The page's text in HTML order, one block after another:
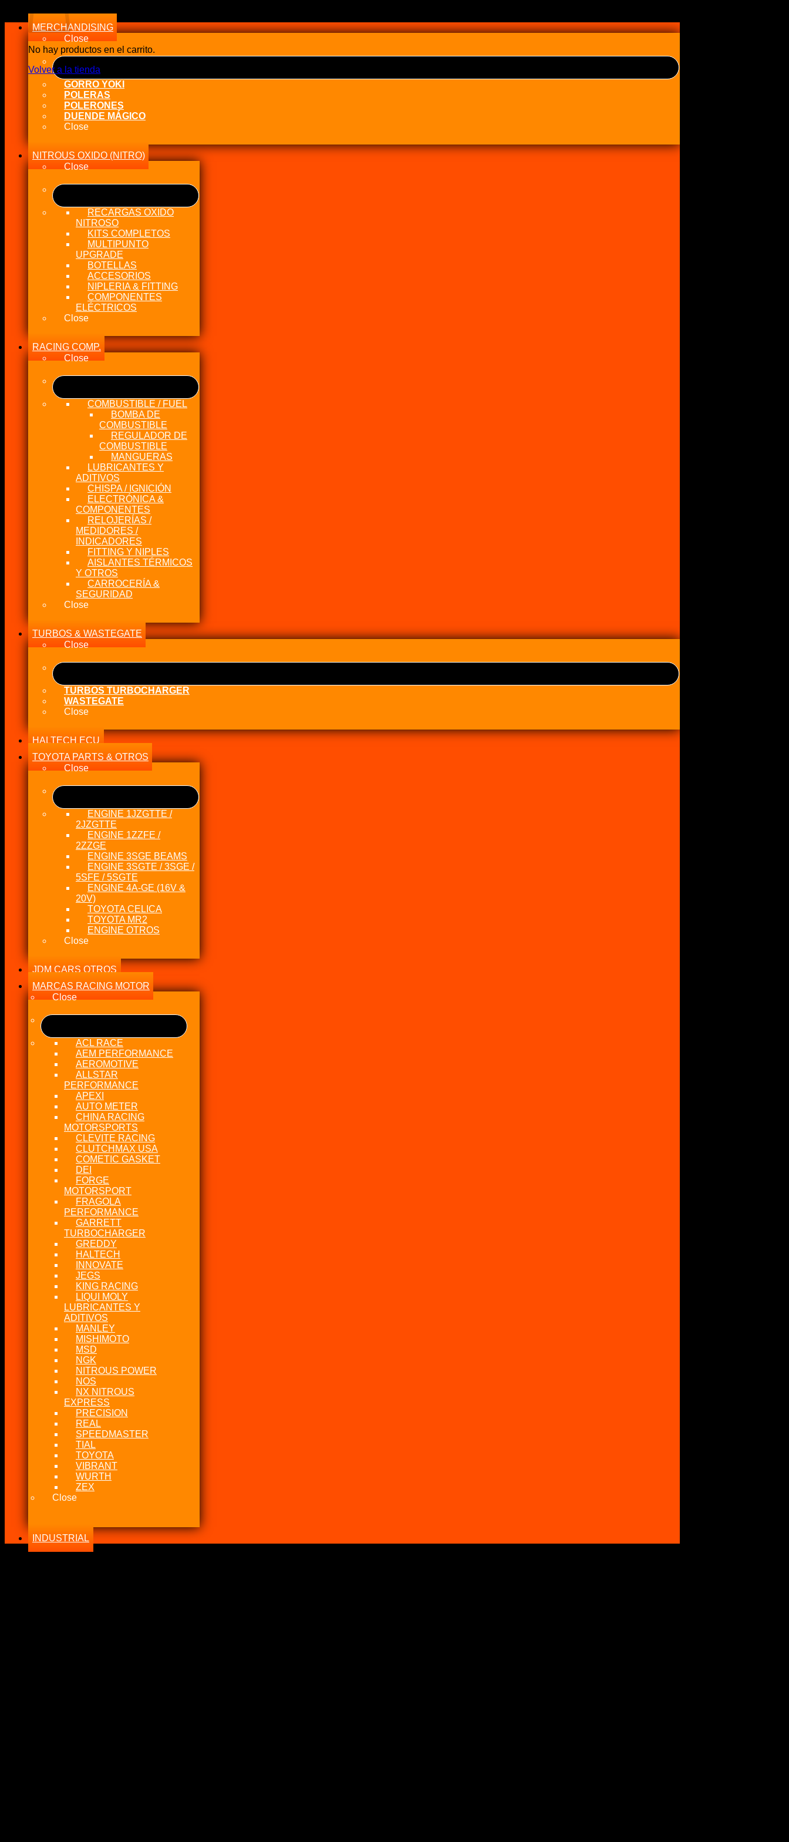
No hay productos en el carrito.
Volver a la tienda
MERCHANDISING
Close
GORRO YOKI
POLERAS
POLERONES
DUENDE MÁGICO
Close
NITROUS OXIDO (NITRO)
Close
RECARGAS OXIDO
NITROSO
KITS COMPLETOS
MULTIPUNTO
UPGRADE
BOTELLAS
ACCESORIOS
NIPLERIA & FITTING
COMPONENTES
ELÉCTRICOS
Close
RACING COMP.
Close
COMBUSTIBLE / FUEL
BOMBA DE
COMBUSTIBLE
REGULADOR DE
COMBUSTIBLE
MANGUERAS
LUBRICANTES Y
ADITIVOS
CHISPA / IGNICIÓN
ELECTRÓNICA &
COMPONENTES
RELOJERÍAS /
MEDIDORES /
INDICADORES
FITTING Y NIPLES
AISLANTES TÉRMICOS
Y OTROS
CARROCERÍA &
SEGURIDAD
Close
TURBOS & WASTEGATE
Close
TURBOS TURBOCHARGER
WASTEGATE
Close
HALTECH ECU
TOYOTA PARTS & OTROS
Close
ENGINE 1JZGTTE /
2JZGTTE
ENGINE 1ZZFE /
2ZZGE
ENGINE 3SGE BEAMS
ENGINE 3SGTE / 3SGE /
5SFE / 5SGTE
ENGINE 4A-GE (16V &
20V)
TOYOTA CELICA
TOYOTA MR2
ENGINE OTROS
Close
JDM CARS OTROS
MARCAS RACING MOTOR
Close
ACL RACE
AEM PERFORMANCE
AEROMOTIVE
ALLSTAR
PERFORMANCE
APEXI
AUTO METER
CHINA RACING
MOTORSPORTS
CLEVITE RACING
CLUTCHMAX USA
COMETIC GASKET
DEI
FORGE
MOTORSPORT
FRAGOLA
PERFORMANCE
GARRETT
TURBOCHARGER
GREDDY
HALTECH
INNOVATE
JEGS
KING RACING
LIQUI MOLY
LUBRICANTES Y
ADITIVOS
MANLEY
MISHIMOTO
MSD
NGK
NITROUS POWER
NOS
NX NITROUS
EXPRESS
PRECISION
REAL
SPEEDMASTER
TIAL
TOYOTA
VIBRANT
WURTH
ZEX
Close
INDUSTRIAL